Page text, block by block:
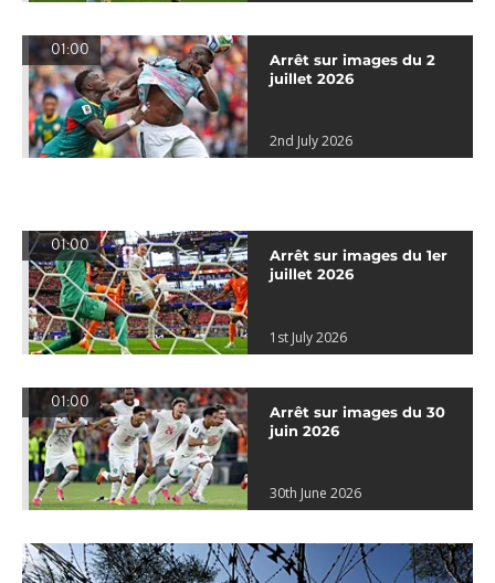
01:00
Arrêt sur images du 2
juillet 2026
2nd July 2026
01:00
Arrêt sur images du 1er
juillet 2026
1st July 2026
01:00
Arrêt sur images du 30
juin 2026
30th June 2026